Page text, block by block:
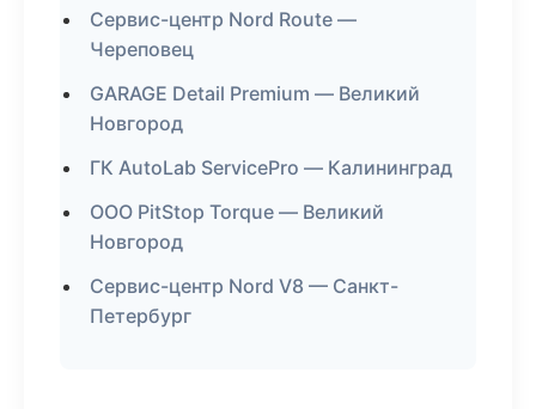
Сервис-центр Nord Route —
Череповец
GARAGE Detail Premium — Великий
Новгород
ГК AutoLab ServicePro — Калининград
ООО PitStop Torque — Великий
Новгород
Сервис-центр Nord V8 — Санкт-
Петербург